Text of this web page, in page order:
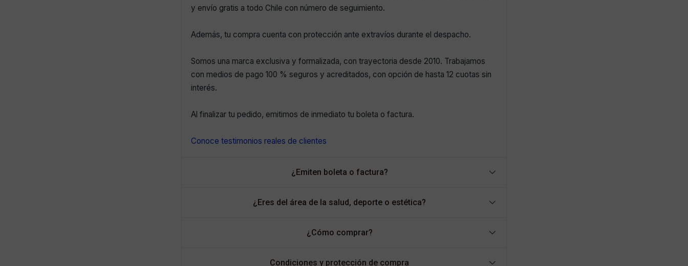
y envío gratis a todo Chile con número de seguimiento.
Además, tu compra cuenta con protección ante extravíos durante el despacho.
Somos una marca exclusiva y formalizada, con trayectoria desde 2010. Trabajamos
con medios de pago 100 % seguros y acreditados, con opción de hasta 12 cuotas sin
interés.
Al finalizar tu pedido, emitimos de inmediato tu boleta o factura.
Conoce testimonios reales de clientes
¿Emiten boleta o factura?
¿Eres del área de la salud, deporte o estética?
¿Cómo comprar?
Condiciones y protección de compra